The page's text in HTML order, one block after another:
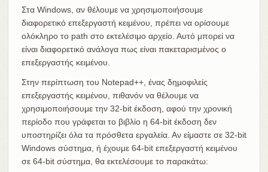
Στα Windows, αν θέλουμε να χρησιμοποιήσουμε
διαφορετικό επεξεργαστή κειμένου, πρέπει να ορίσουμε
ολόκληρο το path στο εκτελέσιμο αρχείο. Αυτό μπορεί να
είναι διαφορετικό ανάλογα πως είναι πακεταρισμένος ο
επεξεργαστής κειμένου.
Στην περίπτωση του Notepad++, ένας δημοφιλείς
επεξεργαστής κειμένου, πιθανόν να θέλουμε να
χρησιμοποιήσουμε την 32-bit έκδοση, αφού την χρονική
περίοδο που γράφεται το βιβλίο η 64-bit έκδοση δεν
υποστηρίζει όλα τα πρόσθετα εργαλεία. Αν είμαστε σε 32-bit
Windows σύστημα, ή έχουμε 64-bit επεξεργαστή κειμένου
σε 64-bit σύστημα, θα εκτελέσουμε το παρακάτω: